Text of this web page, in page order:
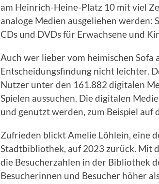
am Heinrich-Heine-Platz 10 mit viel
analoge Medien ausgeliehen werden:
CDs und DVDs für Erwachsene und
Auch wer lieber vom heimischen Sofa
Entscheidungsfindung nicht leichter.
Nutzer unter den 161.882 digitalen
Spielen aussuchen. Die digitalen
und genutzt werden, zum Beispiel auf
Zufrieden blickt Amelie Löhlein, eine
Stadtbibliothek, auf 2023 zurück. Mit
die Besucherzahlen in der Bibliothek
Besucherinnen und Besucher höher